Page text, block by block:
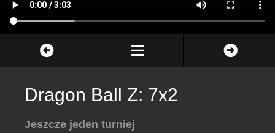
Dragon Ball Z: 7x2
Jeszcze jeden turniej